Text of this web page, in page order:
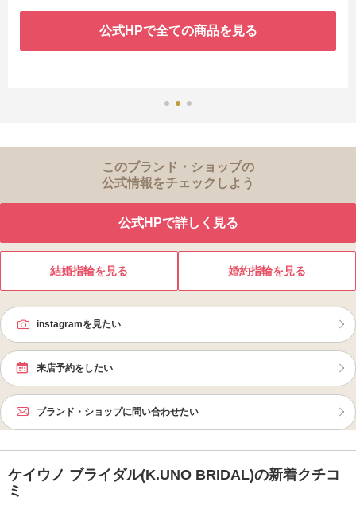
公式HPで全ての商品を見る
このブランド・ショップの
公式情報をチェックしよう
公式HPで詳しく見る
結婚指輪を見る 婚約指輪を見る
instagramを見たい
来店予約をしたい
ブランド・ショップに問い合わせたい
ケイウノ ブライダル(K.UNO BRIDAL)の新着クチコ
ミ